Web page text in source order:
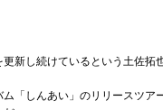
新し続けているという土佐拓也
「しんあい」のリリースツア